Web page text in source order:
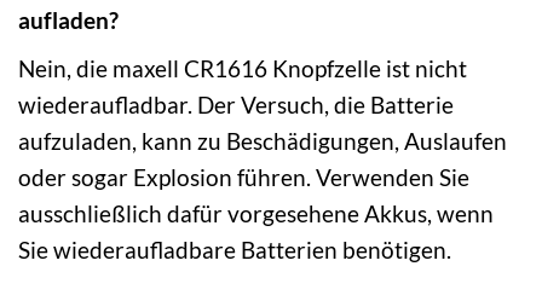
aufladen?
Nein, die maxell CR1616 Knopfzelle ist nicht
wiederaufladbar. Der Versuch, die Batterie
aufzuladen, kann zu Beschädigungen, Auslaufen
oder sogar Explosion führen. Verwenden Sie
ausschließlich dafür vorgesehene Akkus, wenn
Sie wiederaufladbare Batterien benötigen.